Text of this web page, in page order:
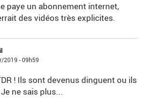
paye un abonnement internet,
des vidéos très explicites.
2019 - 09h59
! Ils sont devenus dinguent ou ils
ne sais plus...